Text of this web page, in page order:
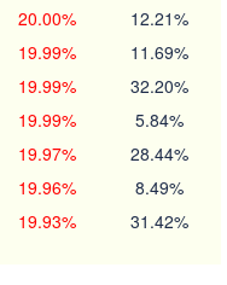
20.00% 12.21%
19.99% 11.69%
19.99% 32.20%
19.99% 5.84%
19.97% 28.44%
19.96% 8.49%
19.93% 31.42%